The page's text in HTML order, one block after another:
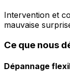
Intervention et
mauvaise
Ce que nous
Dépannage